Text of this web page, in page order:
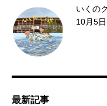
いくの
10月5
最新記事